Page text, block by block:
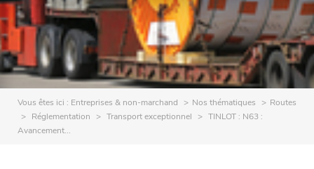
Vous êtes ici : Entreprises & non-marchand Nos thématiques
Routes
Réglementation
Transport exceptionnel
TINLOT : N63 :
Avancement...